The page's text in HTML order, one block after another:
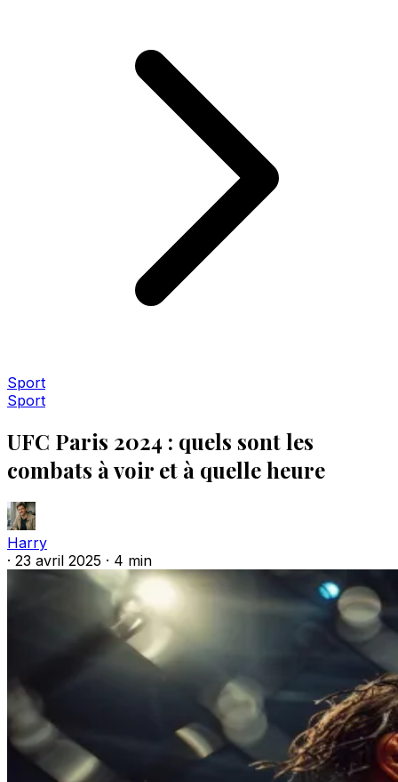
Sport
Sport
UFC Paris 2024 : quels sont les
combats à voir et à quelle heure
Harry
· 23 avril 2025 · 4 min